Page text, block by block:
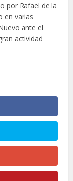
por Rafael de la
en varias
ante el
actividad